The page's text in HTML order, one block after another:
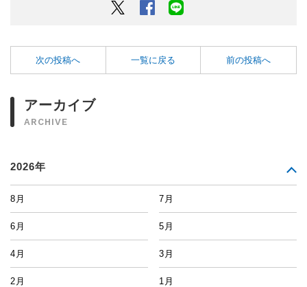
Twitter Facebook
次の投稿へ 一覧に戻る 前の投稿へ
アーカイブ
ARCHIVE
2026年
8月 7月
6月 5月
4月 3月
2月 1月